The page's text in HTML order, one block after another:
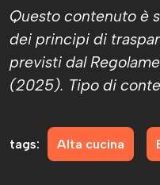
Questo contenuto è
dei principi di
previsti dal
(2025). Tipo di
tags: Alta cucina